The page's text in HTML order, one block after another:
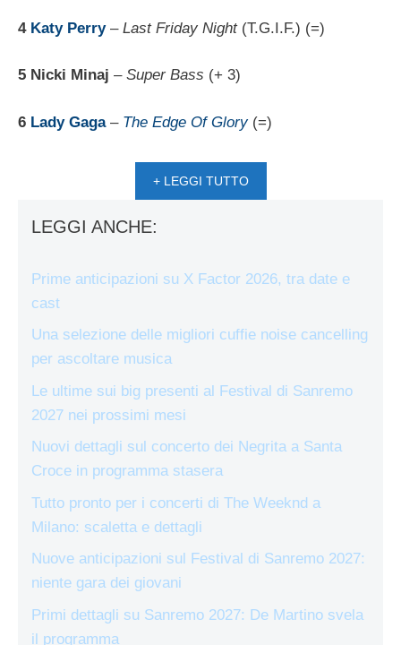
4 Katy Perry– Last Friday Night(T.G.I.F.) (=)
5 Nicki Minaj – Super Bass (+ 3)
6 Lady Gaga– The Edge Of Glory(=)
+ LEGGI TUTTO
LEGGI ANCHE:
Prime anticipazioni su X Factor 2026, tra date e
cast
Una selezione delle migliori cuffie noise cancelling
per ascoltare musica
Le ultime sui big presenti al Festival di Sanremo
2027 nei prossimi mesi
Nuovi dettagli sul concerto dei Negrita a Santa
Croce in programma stasera
Tutto pronto per i concerti di The Weeknd a
Milano: scaletta e dettagli
Nuove anticipazioni sul Festival di Sanremo 2027:
niente gara dei giovani
Primi dettagli su Sanremo 2027: De Martino svela
il programma